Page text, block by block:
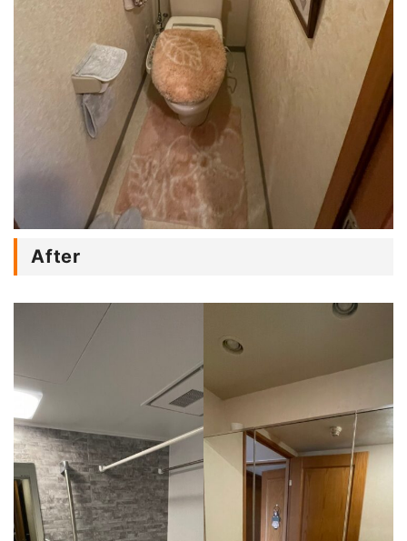
After